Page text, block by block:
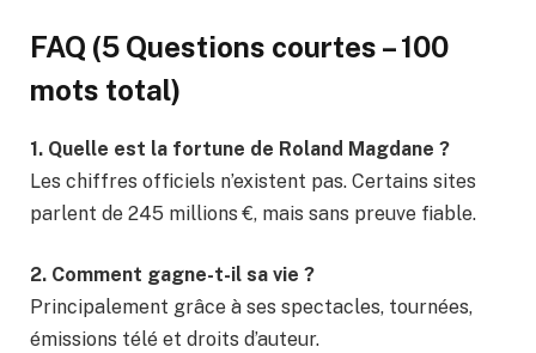
FAQ (5 Questions courtes – 100
mots total)
1. Quelle est la fortune de Roland Magdane ?
Les chiffres officiels n’existent pas. Certains sites
parlent de 245 millions €, mais sans preuve fiable.
2. Comment gagne-t-il sa vie ?
Principalement grâce à ses spectacles, tournées,
émissions télé et droits d’auteur.